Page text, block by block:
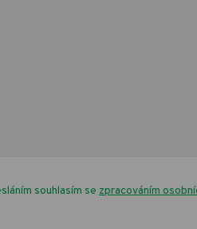
souhlasím se zpracováním